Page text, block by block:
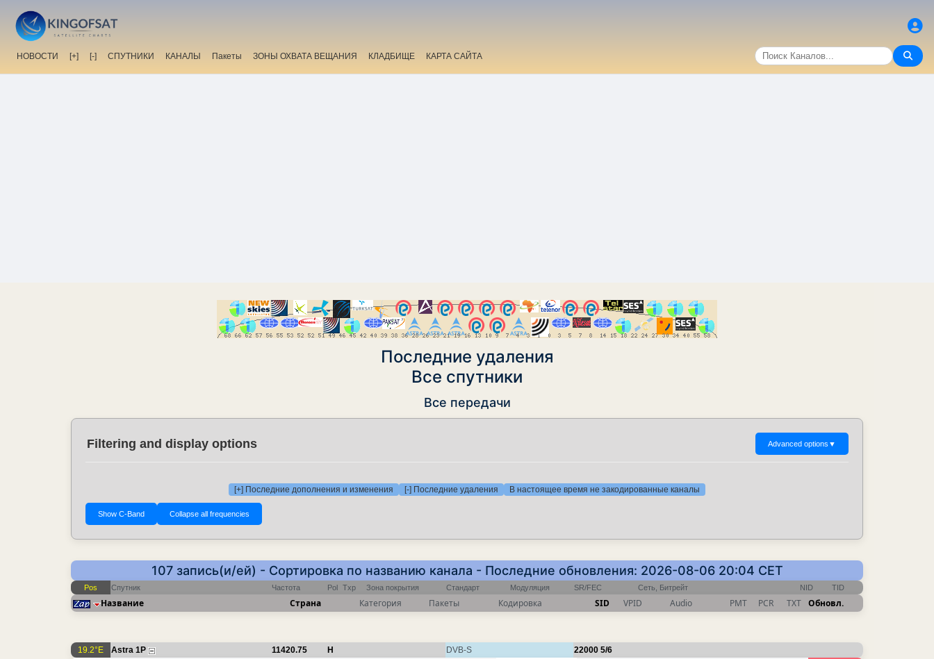
НОВОСТИ [+] [-] СПУТНИКИ КАНАЛЫ Пакеты ЗОНЫ ОХВАТА ВЕЩАНИЯ КЛАДБИЩЕ КАРТА САЙТА
Последние удаления
Все спутники
Все передачи
Filtering and display options Advanced options ▼
[+] Последние дополнения и изменения [-] Последние удаления В настоящее время не закодированные каналы
107 запись(и/ей) - Сортировка по названию канала - Последние обновления: 2026-08-06 20:04 CET
Pos Спутник Частота Pol Txp Зона покрытия Стандарт Модуляция SR/FEC Сеть, Битрейт NID TID
Название Страна Категория Пакеты Кодировка SID VPID Audio PMT PCR TXT Обновл.
19.2°E Astra 1P 11420.75 H DVB-S 22000 5/6